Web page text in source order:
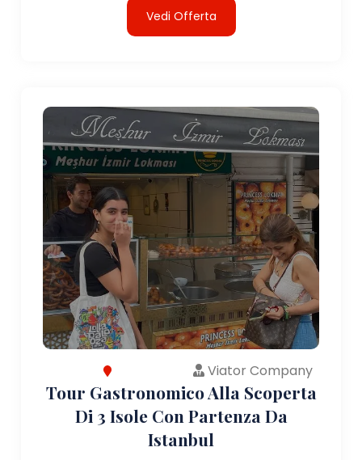
Vedi Offerta
Viator Company
Tour Gastronomico Alla Scoperta
Di 3 Isole Con Partenza Da
Istanbul